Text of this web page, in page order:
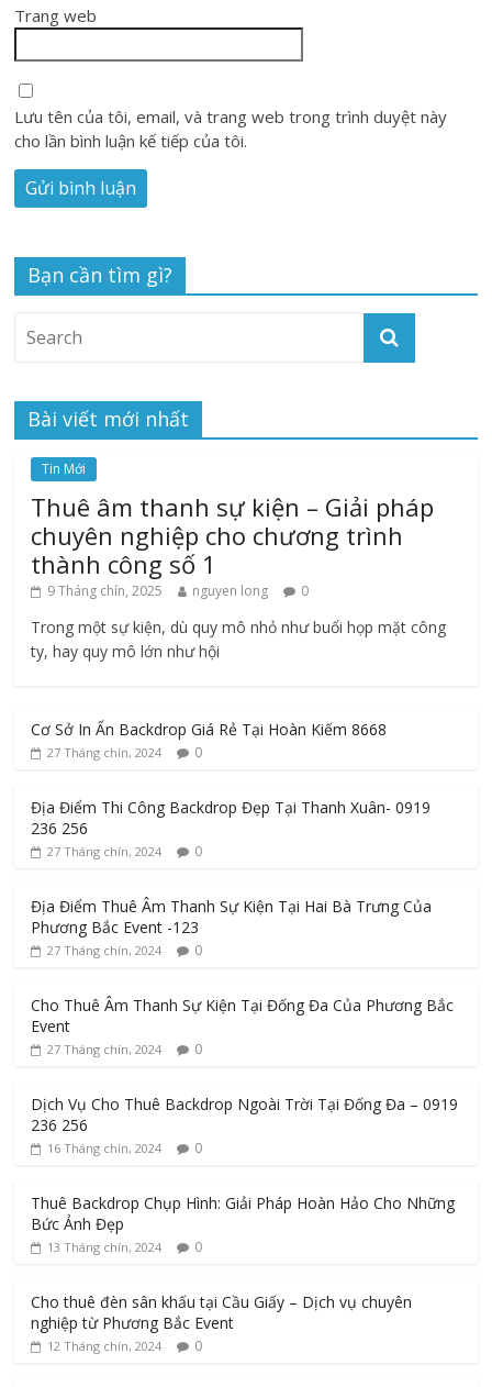
Trang web
Lưu tên của tôi, email, và trang web trong trình duyệt này
cho lần bình luận kế tiếp của tôi.
Bạn cần tìm gì?
Bài viết mới nhất
Tin Mới
Thuê âm thanh sự kiện – Giải pháp
chuyên nghiệp cho chương trình
thành công số 1
9 Tháng chín, 2025 nguyen long 0
Trong một sự kiện, dù quy mô nhỏ như buổi họp mặt công
ty, hay quy mô lớn như hội
Cơ Sở In Ấn Backdrop Giá Rẻ Tại Hoàn Kiếm 8668
27 Tháng chín, 2024 0
Địa Điểm Thi Công Backdrop Đẹp Tại Thanh Xuân- 0919
236 256
27 Tháng chín, 2024 0
Địa Điểm Thuê Âm Thanh Sự Kiện Tại Hai Bà Trưng Của
Phương Bắc Event -123
27 Tháng chín, 2024 0
Cho Thuê Âm Thanh Sự Kiện Tại Đống Đa Của Phương Bắc
Event
27 Tháng chín, 2024 0
Dịch Vụ Cho Thuê Backdrop Ngoài Trời Tại Đống Đa – 0919
236 256
16 Tháng chín, 2024 0
Thuê Backdrop Chụp Hình: Giải Pháp Hoàn Hảo Cho Những
Bức Ảnh Đẹp
13 Tháng chín, 2024 0
Cho thuê đèn sân khấu tại Cầu Giấy – Dịch vụ chuyên
nghiệp từ Phương Bắc Event
12 Tháng chín, 2024 0